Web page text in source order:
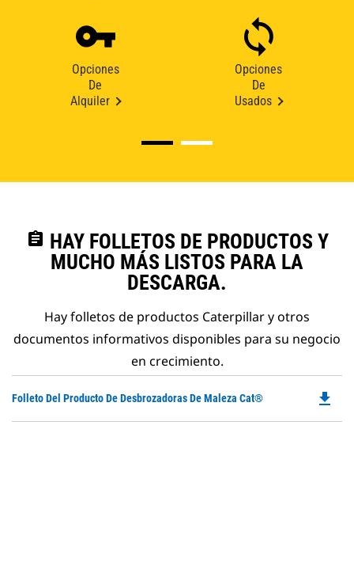
Opciones
De
Alquiler
Opciones
De
Usados
assignment HAY FOLLETOS DE PRODUCTOS Y
MUCHO MÁS LISTOS PARA LA
DESCARGA.
Hay folletos de productos Caterpillar y otros
documentos informativos disponibles para su negocio
en crecimiento.
Folleto Del Producto De Desbrozadoras De Maleza Cat® file_download